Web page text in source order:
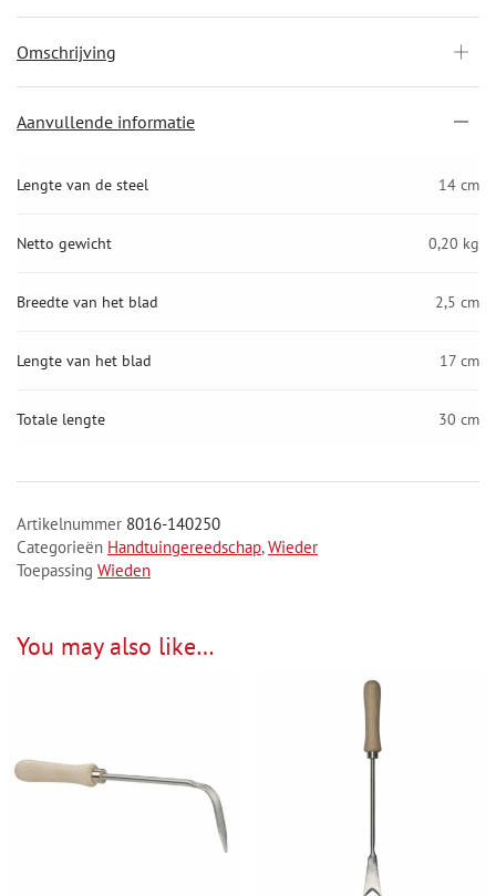
Omschrijving
Aanvullende informatie
Lengte van de steel 14 cm
Netto gewicht 0,20 kg
Breedte van het blad 2,5 cm
Lengte van het blad 17 cm
Totale lengte 30 cm
Artikelnummer 8016-140250
Categorieën Handtuingereedschap,Wieder
Toepassing Wieden
You may also like…